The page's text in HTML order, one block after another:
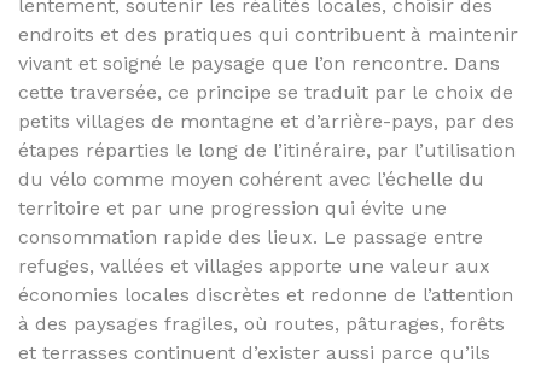
lentement, soutenir les réalités locales, choisir des
endroits et des pratiques qui contribuent à maintenir
vivant et soigné le paysage que l’on rencontre. Dans
cette traversée, ce principe se traduit par le choix de
petits villages de montagne et d’arrière-pays, par des
étapes réparties le long de l’itinéraire, par l’utilisation
du vélo comme moyen cohérent avec l’échelle du
territoire et par une progression qui évite une
consommation rapide des lieux. Le passage entre
refuges, vallées et villages apporte une valeur aux
économies locales discrètes et redonne de l’attention
à des paysages fragiles, où routes, pâturages, forêts
et terrasses continuent d’exister aussi parce qu’ils